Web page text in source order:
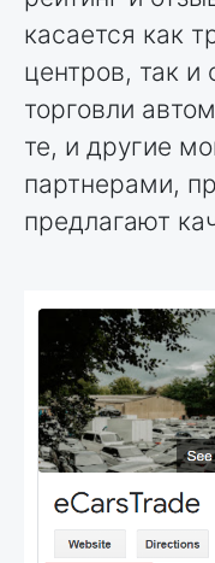
касается как
центров, так
торговли
те, и другие
партнерами,
предлагают